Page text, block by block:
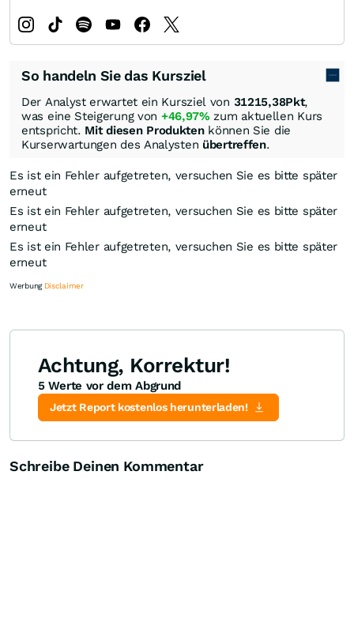
So handeln Sie das Kursziel
Der Analyst erwartet ein Kursziel von 31215,38Pkt,
was eine Steigerung von +46,97% zum aktuellen Kurs
entspricht. Mit diesen Produktenkönnen Sie die
Kurserwartungen des Analysten übertreffen.
Es ist ein Fehler aufgetreten, versuchen Sie es bitte später
erneut
Es ist ein Fehler aufgetreten, versuchen Sie es bitte später
erneut
Es ist ein Fehler aufgetreten, versuchen Sie es bitte später
erneut
Knock-Out-Suche
Optionsschein-Suche
Zertifikate-Suche
Werbung Disclaimer
Achtung, Korrektur!
5 Werte vor dem Abgrund
Jetzt Report kostenlos herunterladen!
Schreibe Deinen Kommentar